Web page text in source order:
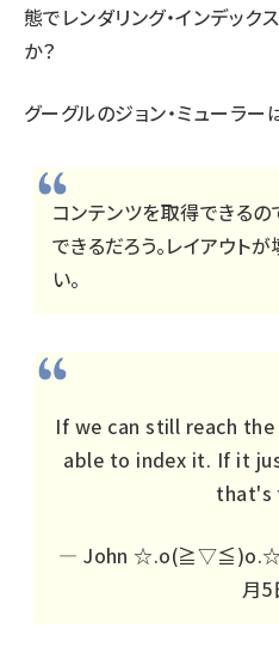
態でレンダリング・インデック
か？
グーグルのジョン・ミューラー
コンテンツを取得できるの
できるだろう。レイアウト
い。
If we can still reach
able to index it. If it
that's
— John ☆.o(≧▽≦)o.☆
月5